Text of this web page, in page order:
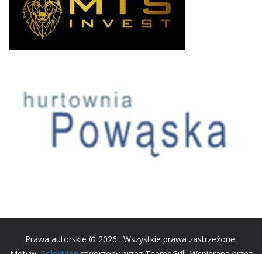
Prawa autorskie © 2026 . Wszystkie prawa zastrzeżone.